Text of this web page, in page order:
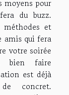
moyens pour
du buzz.
méthodes et
amis qui fera
votre soirée
bien faire
est déjà
concret.